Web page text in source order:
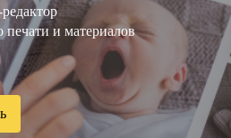
печати и материалов